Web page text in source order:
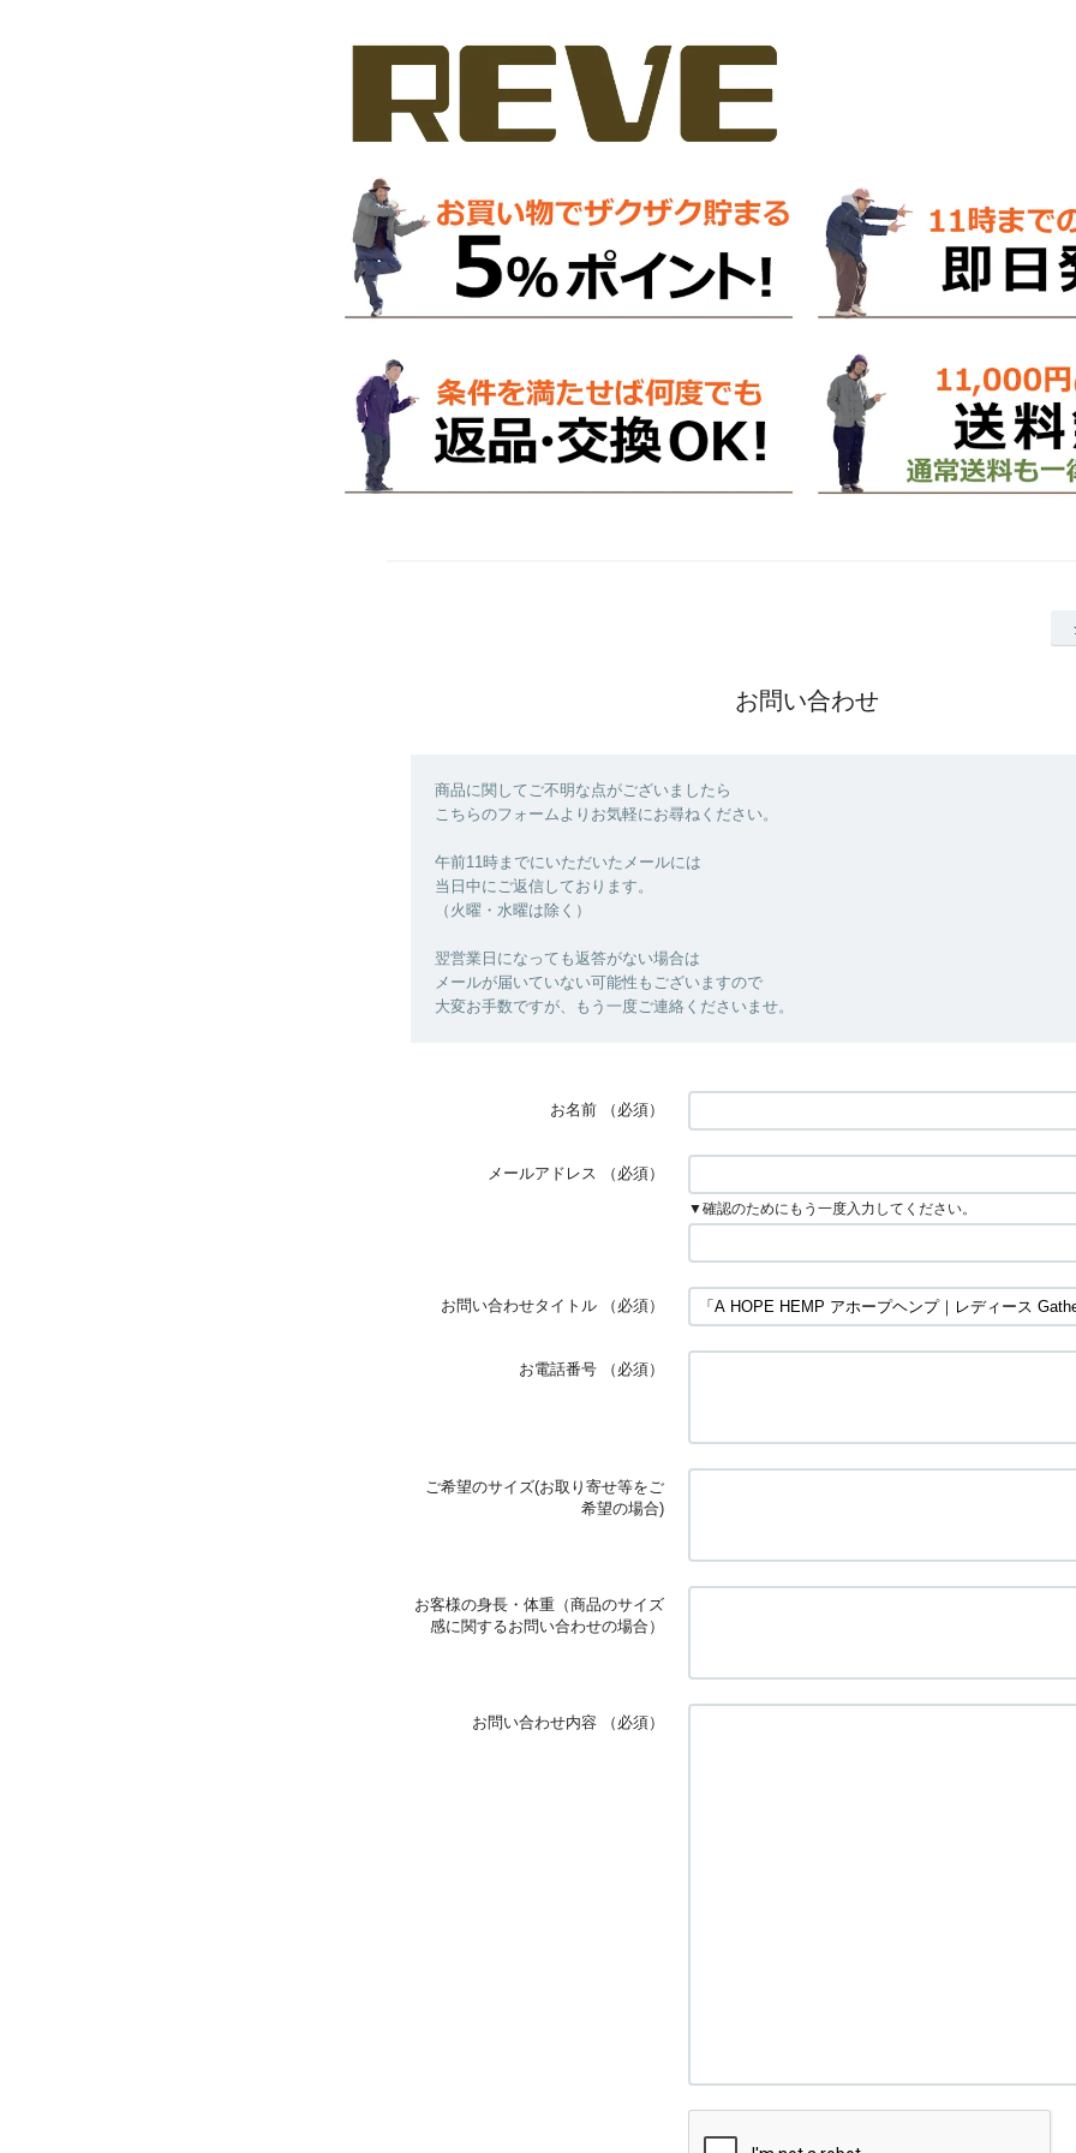
お問い合わせ
商品に関してご不明な点がございましたら
こちらのフォームよりお気軽にお尋ねください。
午前11時までにいただいたメールには
当日中にご返信しております。
（火曜・水曜は除く）
翌営業日になっても返答がない場合は
メールが届いていない可能性もございますので
大変お手数ですが、もう一度ご連絡くださいませ。
お名前 （必須）
メールアドレス （必須）
▼確認のためにもう一度入力してください。
お問い合わせタイトル （必須）
お電話番号 （必須）
ご希望のサイズ(お取り寄せ等をご
希望の場合)
お客様の身長・体重（商品のサイズ
感に関するお問い合わせの場合）
お問い合わせ内容 （必須）